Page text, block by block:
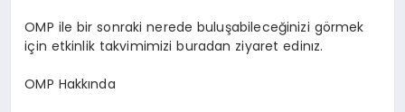
OMP ile bir sonraki nerede buluşabileceğinizi görmek
için etkinlik takvimimizi buradan ziyaret edinız.
OMP Hakkında